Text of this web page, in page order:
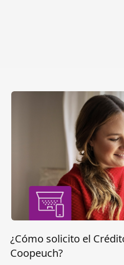
¿Cómo solicito el
Coopeuch?